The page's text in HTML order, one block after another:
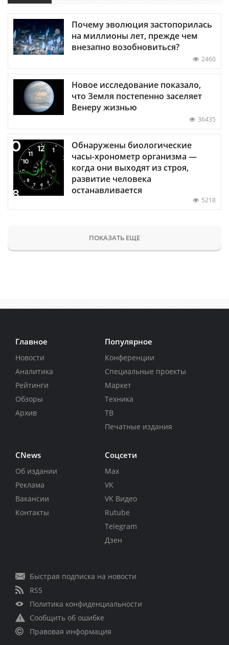
Почему эволюция застопорилась
на миллионы лет, прежде чем
внезапно возобновиться?
2460
Новое исследование показало,
что Земля постепенно заселяет
Венеру жизнью
36435
Обнаружены биологические
часы-хронометр организма —
когда они выходят из строя,
развитие человека
останавливается
5218
ПОКАЗАТЬ ЕЩЕ
Главное
Новости
Аналитика
Рейтинги
Обзоры
Архив
Популярное
Конференции
Специальные проекты
Маркет
Техника
ТВ
Печатные издания
CNews
Об издании
Реклама
Вакансии
Контакты
Соцсети
Max
VK
VK Видео
Rutube
Telegram
Дзен
Быстрая подписка на новости
RSS
Политика конфиденциальности
Сообщить об ошибке
Правовая информация